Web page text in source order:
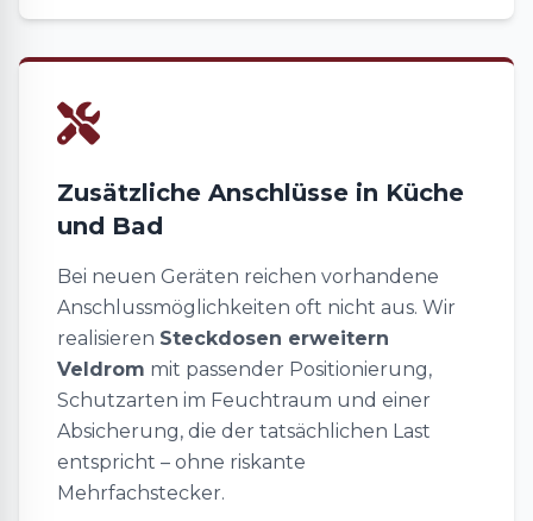
Zusätzliche Anschlüsse in Küche
und Bad
Bei neuen Geräten reichen vorhandene
Anschlussmöglichkeiten oft nicht aus. Wir
realisieren Steckdosen erweitern
Veldrom mit passender Positionierung,
Schutzarten im Feuchtraum und einer
Absicherung, die der tatsächlichen Last
entspricht – ohne riskante
Mehrfachstecker.